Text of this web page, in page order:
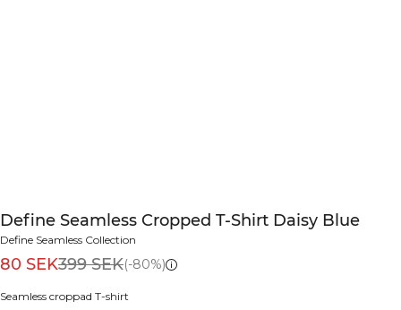
Define Seamless Cropped T-Shirt Daisy Blue
Define Seamless Collection
80 SEK399 SEK(-80%)
Seamless croppad T-shirt